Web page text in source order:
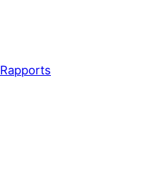
Rapports